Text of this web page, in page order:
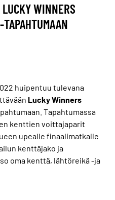
WINNERS
huipentuu tulevana
Lucky Winners
Tapahtumassa
kenttien voittajaparit
upealle finaalimatkalle
kenttäjako ja
oma kenttä, lähtöreikä -ja